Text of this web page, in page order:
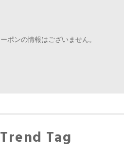
ポンの情報はございません。
Trend Tag